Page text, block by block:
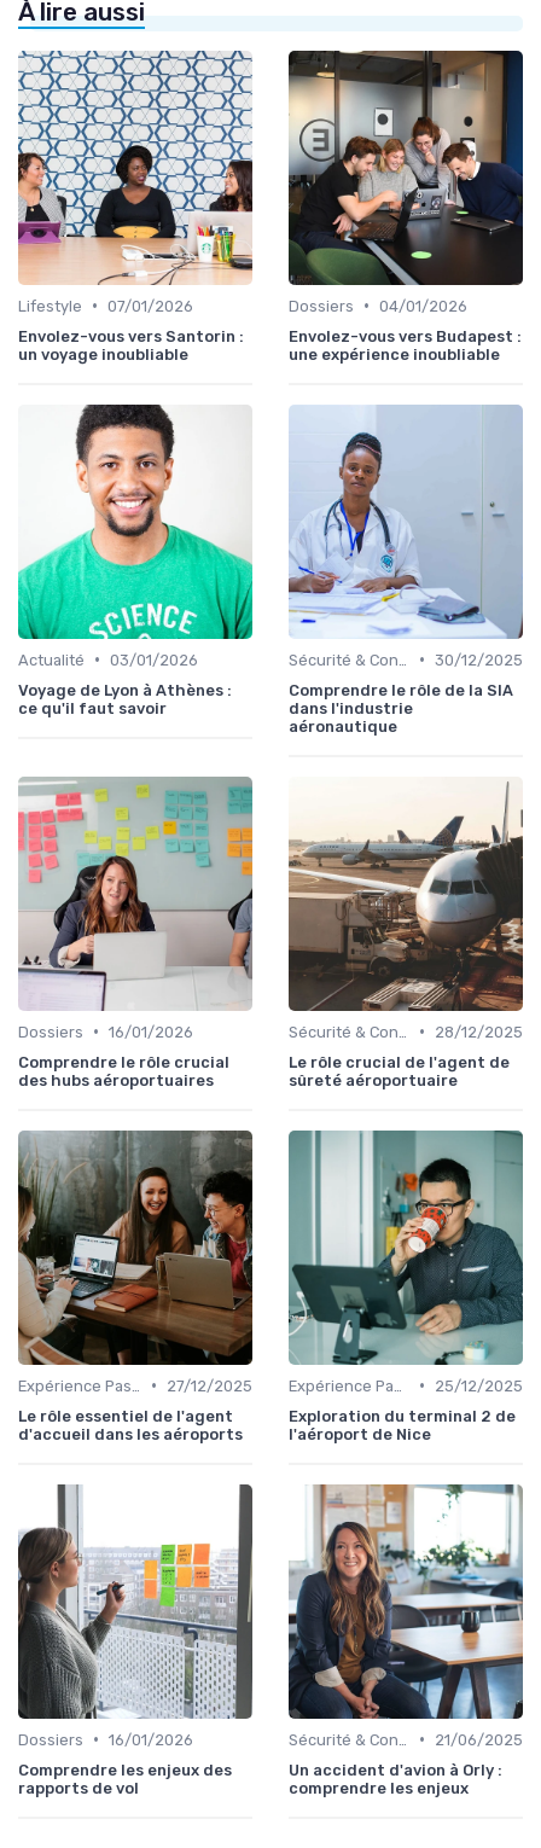
À lire aussi
Lifestyle • 07/01/2026
Envolez-vous vers Santorin :
un voyage inoubliable
Dossiers • 04/01/2026
Envolez-vous vers Budapest :
une expérience inoubliable
Actualité • 03/01/2026
Voyage de Lyon à Athènes :
ce qu'il faut savoir
• 30/12/2025
Comprendre le rôle de la SIA
dans l'industrie
aéronautique
Dossiers • 16/01/2026
Comprendre le rôle crucial
des hubs aéroportuaires
•
28/12/2025
Le rôle crucial de l'agent de
sûreté aéroportuaire
•
27/12/2025
Le rôle essentiel de l'agent
d'accueil dans les aéroports
•
25/12/2025
Exploration du terminal 2 de
l'aéroport de Nice
Dossiers • 16/01/2026
Comprendre les enjeux des
rapports de vol
•
21/06/2025
Un accident d'avion à Orly :
comprendre les enjeux